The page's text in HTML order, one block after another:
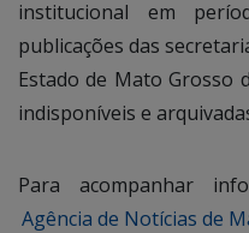
institucional em
publicações das
Estado de Mato Grosso
indisponíveis e
Para acompanhar
Agência de Notícias de